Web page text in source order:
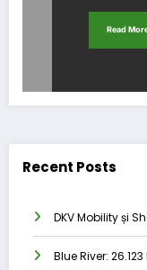
Read
Recent Posts
DKV Mobility și
Blue River: